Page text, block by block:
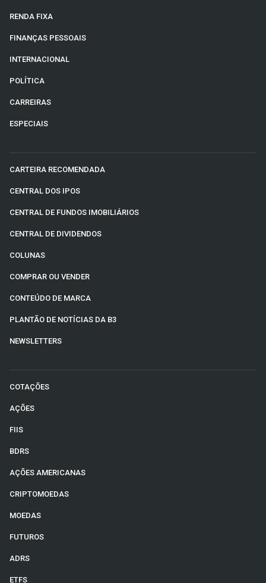
RENDA FIXA
FINANÇAS PESSOAIS
INTERNACIONAL
POLÍTICA
CARREIRAS
ESPECIAIS
CARTEIRA RECOMENDADA
CENTRAL DOS IPOS
CENTRAL DE FUNDOS IMOBILIÁRIOS
CENTRAL DE DIVIDENDOS
COLUNAS
COMPRAR OU VENDER
CONTEÚDO DE MARCA
PLANTÃO DE NOTÍCIAS DA B3
NEWSLETTERS
COTAÇÕES
AÇÕES
FIIS
BDRS
AÇÕES AMERICANAS
CRIPTOMOEDAS
MOEDAS
FUTUROS
ADRS
ETFS